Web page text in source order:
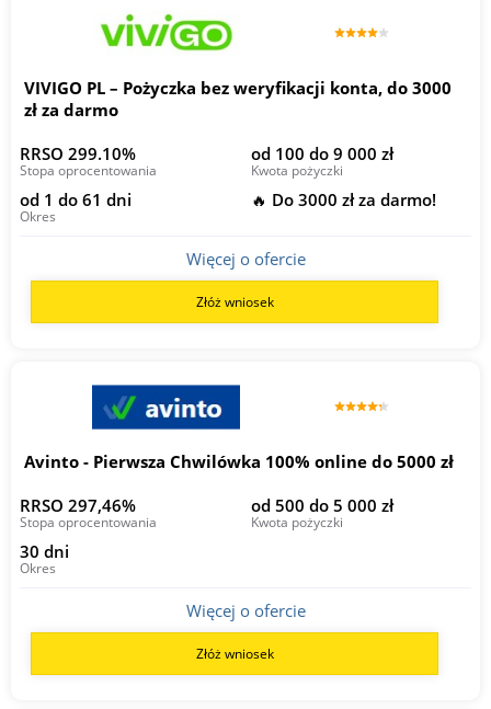
VIVIGO PL – Pożyczka bez weryfikacji konta, do 3000
zł za darmo
RRSO 299.10%
Stopa oprocentowania
od 100 do 9 000 zł
Kwota pożyczki
od 1 do 61 dni
Okres
🔥 Do 3000 zł za darmo!
Więcej o ofercie
Złóż wniosek
Avinto - Pierwsza Chwilówka 100% online do 5000 zł
RRSO 297,46%
Stopa oprocentowania
od 500 do 5 000 zł
Kwota pożyczki
30 dni
Okres
Więcej o ofercie
Złóż wniosek